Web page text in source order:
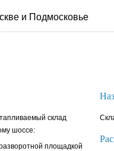
и Подмосковье
склад
шоссе:
площадкой